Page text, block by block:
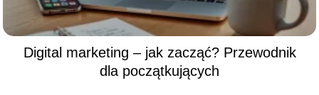
Digital marketing – jak zacząć? Przewodnik
dla początkujących